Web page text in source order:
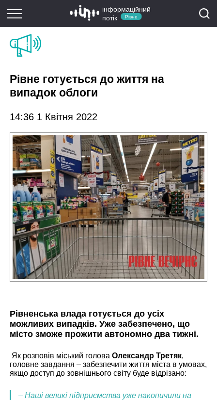
інформаційний
потік
Рівне
Рівне готується до життя на
випадок облоги
14:36 1 Квітня 2022
Рівненська влада готується до усіх
можливих випадків. Уже забезпечено, що
місто зможе прожити автономно два тижні.
Як розповів міський голова Олександр Третяк,
головне завдання – забезпечити життя міста в умовах,
якщо доступ до зовнішнього світу буде відрізано:
– Наші великі підприємства уже накопичили на